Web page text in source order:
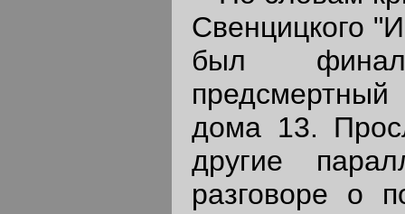
Свенцицкого
был
дома 13.
другие
разговоре о